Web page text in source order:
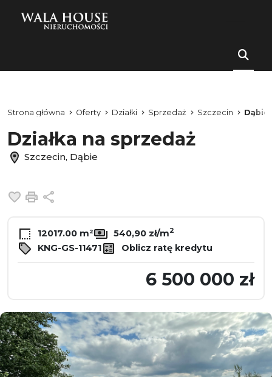
Strona główna Oferty Działki Sprzedaż Szczecin Dąbie
Działka na sprzedaż
Szczecin, Dąbie
Dodaj do ulubionych
Drukuj
12017.00 m² 540,90 zł/m2
KNG-GS-11471 Oblicz ratę kredytu
6 500 000 zł